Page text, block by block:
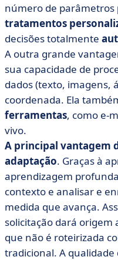
número de parâmetros
tratamentos
decisões totalmente
A outra grande
sua capacidade de
dados (texto, imagens,
coordenada. Ela
ferramentas, como e-
vivo.
A principal vantagem
adaptação. Graças à
aprendizagem
contexto e analisar e
medida que avança.
solicitação dará origem
que não é roteirizada
tradicional. A